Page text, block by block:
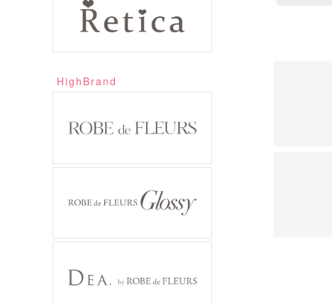
HighBrand